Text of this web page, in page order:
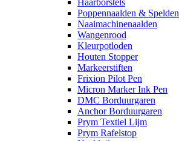
Haarborstels
Poppennaalden & Spelden
Naaimachinenaalden
Wangenrood
Kleurpotloden
Houten Stopper
Markeerstiften
Frixion Pilot Pen
Micron Marker Ink Pen
DMC Borduurgaren
Anchor Borduurgaren
Prym Textiel Lijm
Prym Rafelstop